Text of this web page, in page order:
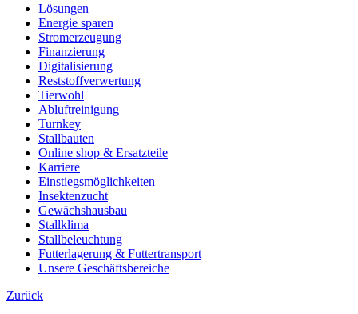
Lösungen
Energie sparen
Stromerzeugung
Finanzierung
Digitalisierung
Reststoffverwertung
Tierwohl
Abluftreinigung
Turnkey
Stallbauten
Online shop & Ersatzteile
Karriere
Einstiegsmöglichkeiten
Insektenzucht
Gewächshausbau
Stallklima
Stallbeleuchtung
Futterlagerung & Futtertransport
Unsere Geschäftsbereiche
Zurück